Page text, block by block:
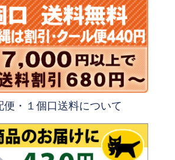
便・１個口送料について